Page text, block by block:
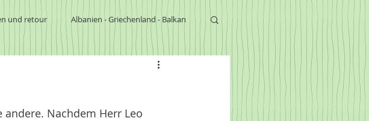
und retour Albanien - Griechenland - Balkan
Nachdem Herr Leo